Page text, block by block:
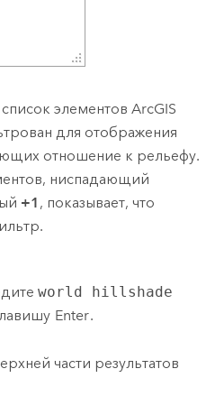
элементов ArcGIS
для отображения
отношение к рельефу.
ниспадающий
+1 , показывает, что
world hillshade
Enter.
части результатов